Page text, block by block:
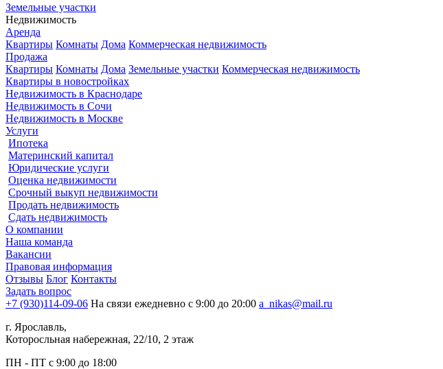
Земельные участки
Недвижимость
Аренда
Квартиры Комнаты Дома Коммерческая недвижимость
Продажа
Квартиры Комнаты Дома Земельные участки Коммерческая недвижимость
Квартиры в новостройках
Недвижимость в Краснодаре
Недвижимость в Сочи
Недвижимость в Москве
Услуги
Ипотека
Материнский капитал
Юридические услуги
Оценка недвижимости
Срочный выкуп недвижимости
Продать недвижимость
Сдать недвижимость
О компании
Наша команда
Вакансии
Правовая информация
Отзывы Блог Контакты
Задать вопрос
+7 (930)114-09-06 На связи ежедневно с 9:00 до 20:00 a_nikas@mail.ru
г. Ярославль,
Которосльная набережная, 22/10, 2 этаж
ПН - ПТ с 9:00 до 18:00